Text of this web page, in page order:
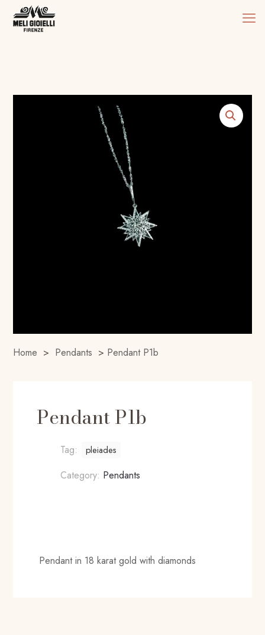
Home > Pendants > Pendant P1b
Pendant P1b
Tag: pleiades
Category: Pendants
Pendant in 18 karat gold with diamonds